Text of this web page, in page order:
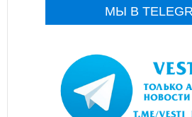
МЫ В